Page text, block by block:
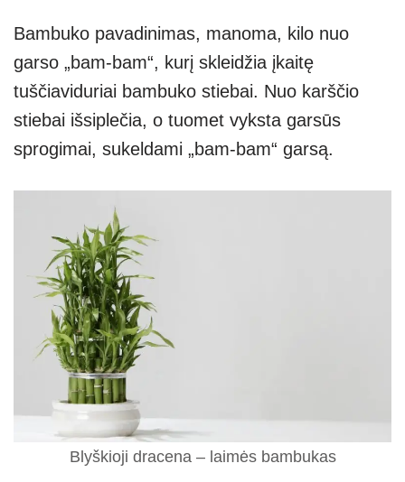
Bambuko pavadinimas, manoma, kilo nuo
garso „bam-bam“, kurį skleidžia įkaitę
tuščiaviduriai bambuko stiebai. Nuo karščio
stiebai išsiplečia, o tuomet vyksta garsūs
sprogimai, sukeldami „bam-bam“ garsą.
Blyškioji dracena – laimės bambukas